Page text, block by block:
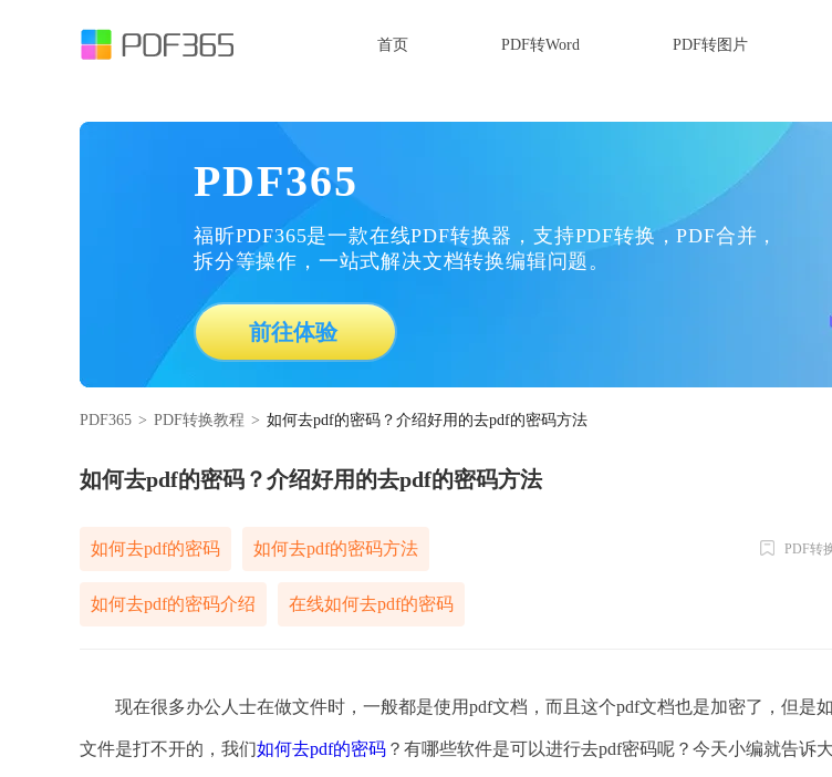
首页 PDF转Word PDF转图片
PDF365
福昕PDF365是一款在线PDF转换器，支持PDF转换，PDF合并，
拆分等操作，一站式解决文档转换编辑问题。
前往体验
PDF365 > PDF转换教程 > 如何去pdf的密码？介绍好用的去pdf的密码方法
如何去pdf的密码？介绍好用的去pdf的密码方法
如何去pdf的密码 如何去pdf的密码方法
如何去pdf的密码介绍 在线如何去pdf的密码
PDF转
现在很多办公人士在做文件时，一般都是使用pdf文档，而且这个pdf文档也是加密了，但是
文件是打不开的，我们如何去pdf的密码 ？有哪些软件是可以进行去pdf密码呢？今天小编就告诉